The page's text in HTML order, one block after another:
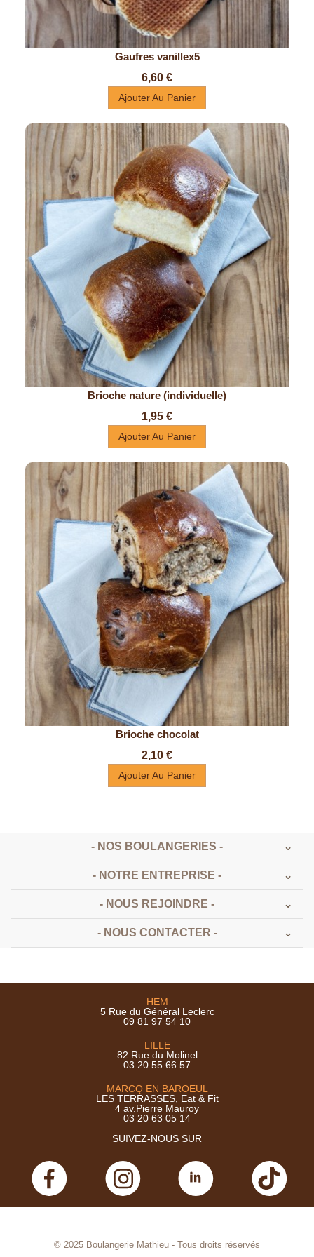
Gaufres vanillex5
Prix
6,60 €
Ajouter Au Panier
Brioche nature (individuelle)
Prix
1,95 €
Ajouter Au Panier
Brioche chocolat
Prix
2,10 €
Ajouter Au Panier
- NOS BOULANGERIES -
- NOTRE ENTREPRISE -
- NOUS REJOINDRE -
- NOUS CONTACTER -
HEM
5 Rue du Général Leclerc
09 81 97 54 10
LILLE
82 Rue du Molinel
03 20 55 66 57
MARCQ EN BAROEUL
LES TERRASSES, Eat & Fit
4 av.Pierre Mauroy
03 20 63 05 14
SUIVEZ-NOUS SUR
© 2025 Boulangerie Mathieu - Tous droits réservés